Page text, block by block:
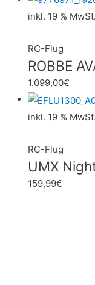
inkl. 19 % MwSt.
RC-Flug
ROBBE
1.099,00€
inkl. 19 % MwSt.
RC-Flug
UMX
159,99€